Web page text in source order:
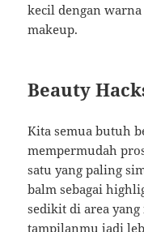
kecil dengan
makeup.
Beauty
Kita semua butuh
mempermudah
satu yang paling
balm sebagai
sedikit di area
tampilanmu jadi